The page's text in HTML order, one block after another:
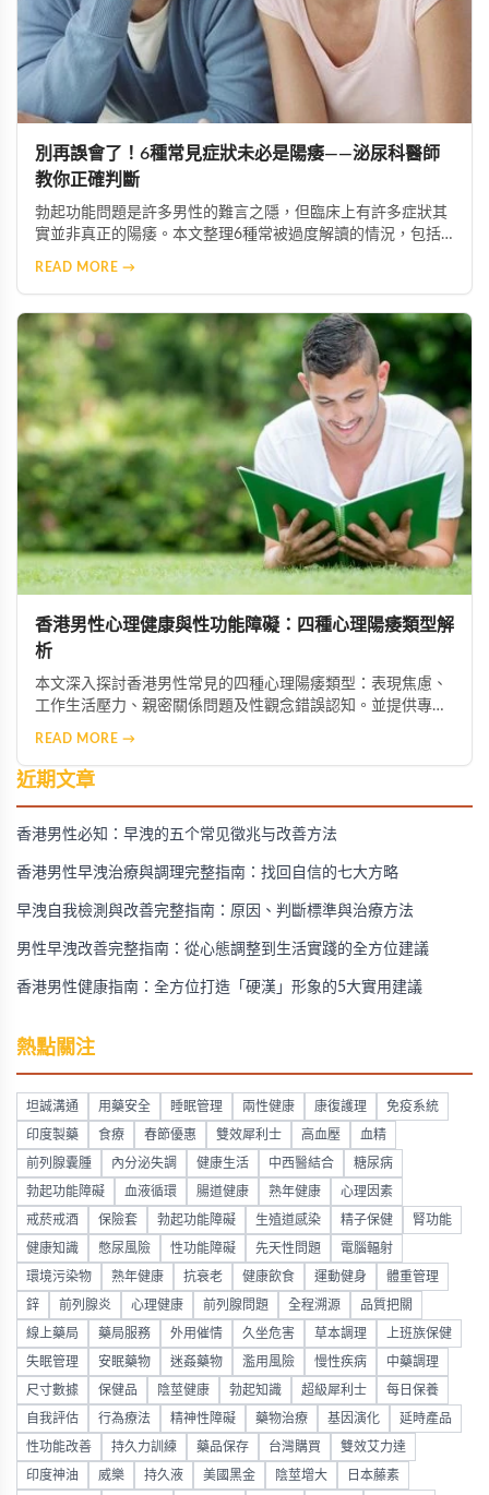
別再誤會了！6種常見症狀未必是陽痿——泌尿科醫師
教你正確判斷
勃起功能問題是許多男性的難言之隱，但臨床上有許多症狀其
實並非真正的陽痿。本文整理6種常被過度解讀的情況，包括
READ MORE →
香港男性心理健康與性功能障礙：四種心理陽痿類型解
析
本文深入探討香港男性常見的四種心理陽痿類型：表現焦慮、
工作生活壓力、親密關係問題及性觀念錯誤認知。並提供專業
READ MORE →
近期文章
香港男性必知：早洩的五个常见徵兆与改善方法
香港男性早洩治療與調理完整指南：找回自信的七大方略
早洩自我檢測與改善完整指南：原因、判斷標準與治療方法
男性早洩改善完整指南：從心態調整到生活實踐的全方位建議
香港男性健康指南：全方位打造「硬漢」形象的5大實用建議
熱點關注
坦誠溝通 用藥安全 睡眠管理 兩性健康 康復護理 免疫系統
印度製藥 食療 春節優惠 雙效犀利士 高血壓 血精
前列腺囊腫 內分泌失調 健康生活 中西醫結合 糖尿病
勃起功能障礙 血液循環 腸道健康 熟年健康 心理因素
戒菸戒酒 保險套 勃起功能障礙 生殖道感染 精子保健 腎功能
健康知識 憋尿風險 性功能障礙 先天性問題 電腦輻射
環境污染物 熟年健康 抗衰老 健康飲食 運動健身 體重管理
鋅 前列腺炎 心理健康 前列腺問題 全程溯源 品質把關
線上藥局 藥局服務 外用催情 久坐危害 草本調理 上班族保健
失眠管理 安眠藥物 迷姦藥物 濫用風險 慢性疾病 中藥調理
尺寸數據 保健品 陰莖健康 勃起知識 超級犀利士 每日保養
自我評估 行為療法 精神性障礙 藥物治療 基因演化 延時產品
性功能改善 持久力訓練 藥品保存 台灣購買 雙效艾力達
印度神油 威樂 持久液 美國黑金 陰莖增大 日本藤素